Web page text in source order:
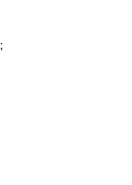
;